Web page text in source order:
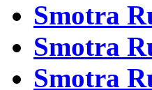
Smotra
Smotra
Smotra